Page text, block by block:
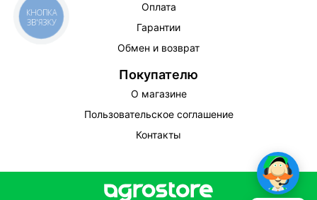
Оплата
Гарантии
Обмен и возврат
Покупателю
О магазине
Пользовательское соглашение
Контакты
КНОПКА
ЗВ'ЯЗКУ